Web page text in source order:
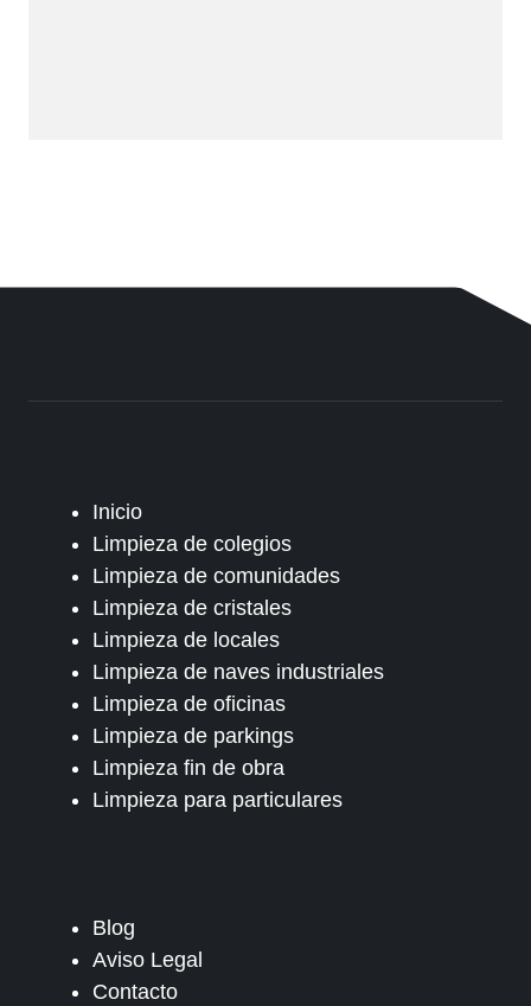
Inicio
Limpieza de colegios
Limpieza de comunidades
Limpieza de cristales
Limpieza de locales
Limpieza de naves industriales
Limpieza de oficinas
Limpieza de parkings
Limpieza fin de obra
Limpieza para particulares
Blog
Aviso Legal
Contacto